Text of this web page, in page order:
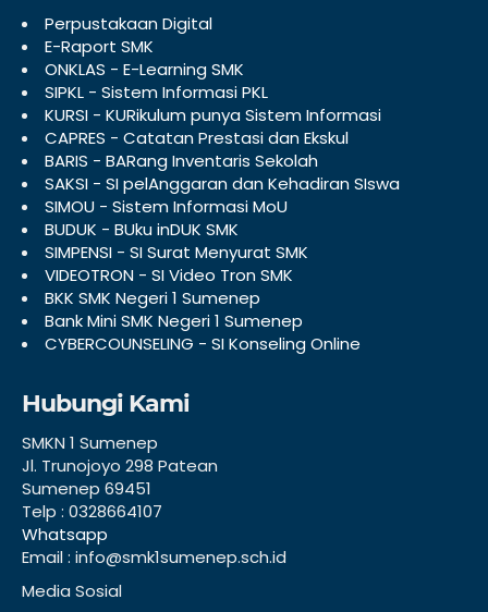
Perpustakaan Digital
E-Raport SMK
ONKLAS - E-Learning SMK
SIPKL - Sistem Informasi PKL
KURSI - KURikulum punya Sistem Informasi
CAPRES - Catatan Prestasi dan Ekskul
BARIS - BARang Inventaris Sekolah
SAKSI - SI pelAnggaran dan Kehadiran SIswa
SIMOU - Sistem Informasi MoU
BUDUK - BUku inDUK SMK
SIMPENSI - SI Surat Menyurat SMK
VIDEOTRON - SI Video Tron SMK
BKK SMK Negeri 1 Sumenep
Bank Mini SMK Negeri 1 Sumenep
CYBERCOUNSELING - SI Konseling Online
Hubungi Kami
SMKN 1 Sumenep
Jl. Trunojoyo 298 Patean
Sumenep 69451
Telp : 0328664107
Whatsapp
Email : info@smk1sumenep.sch.id
Media Sosial